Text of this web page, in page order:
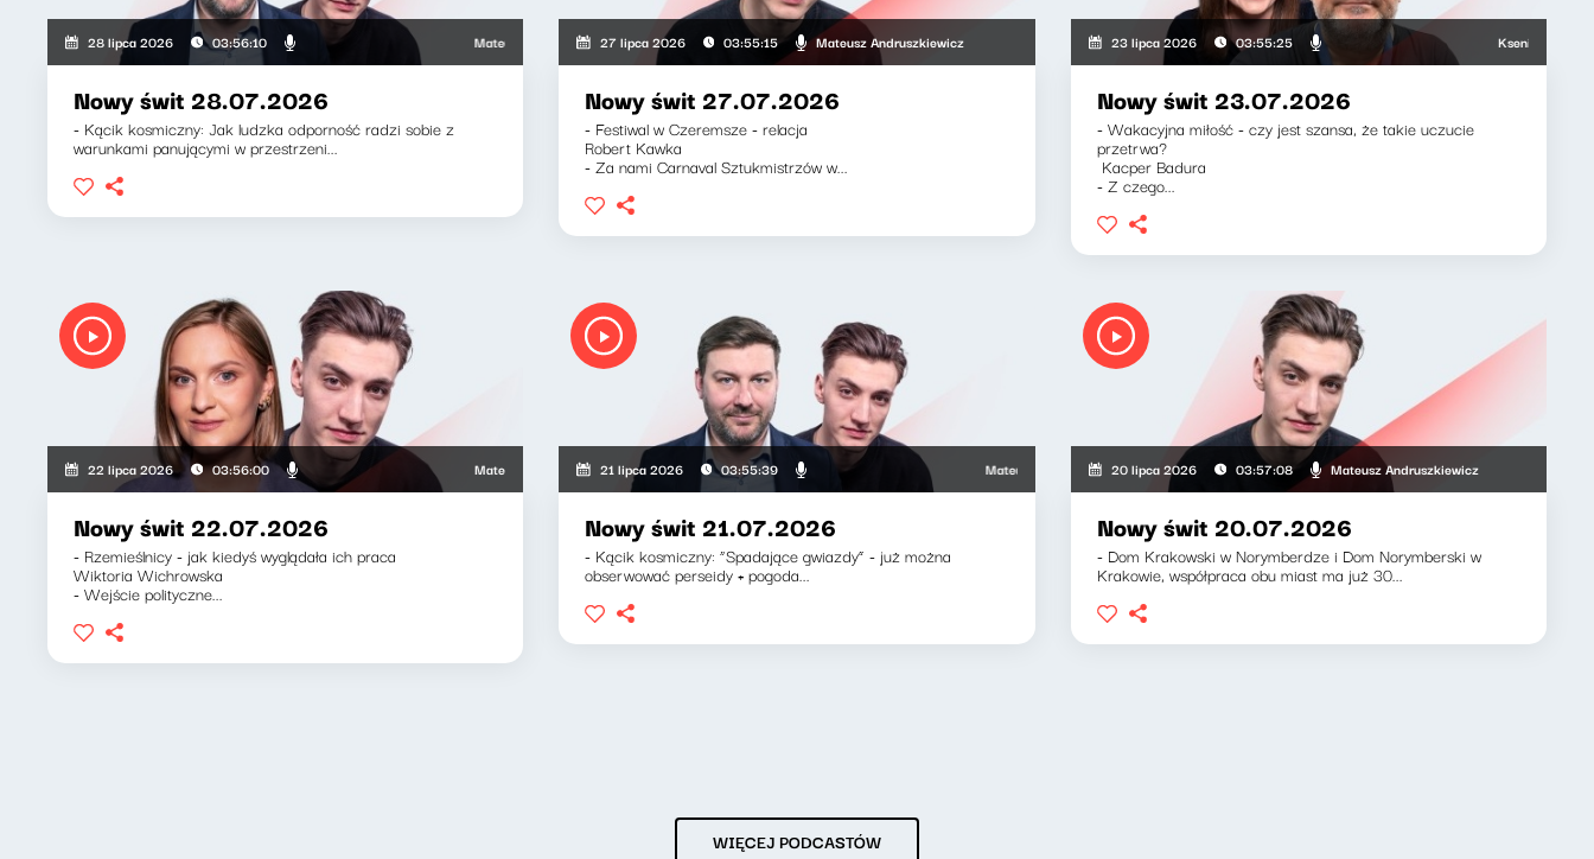
28 lipca 2026 03:56:10 Mateusz Andruszkiewicz, Klaudiusz Slezak
Nowy świt 28.07.2026
- Kącik kosmiczny: Jak ludzka odporność radzi sobie z
warunkami panującymi w przestrzeni...
27 lipca 2026 03:55:15 Mateusz Andruszkiewicz
Nowy świt 27.07.2026
- Festiwal w Czeremsze - relacja
Robert Kawka
- Za nami Carnaval Sztukmistrzów w...
23 lipca 2026 03:55:25 Ksenia Maćczak,
Nowy świt 23.07.2026
- Wakacyjna miłość - czy jest szansa, że takie uczucie
przetrwa?
Kacper Badura
- Z czego...
22 lipca 2026 03:56:00 Mateusz Andruszkiewicz, Zuzanna Iłenda
Nowy świt 22.07.2026
- Rzemieślnicy - jak kiedyś wyglądała ich praca
Wiktoria Wichrowska
- Wejście polityczne...
21 lipca 2026 03:55:39 Mateusz Andruszkiewicz, Klaudiusz Slezak
Nowy świt 21.07.2026
- Kącik kosmiczny: “Spadające gwiazdy” - już można
obserwować perseidy + pogoda...
20 lipca 2026 03:57:08 Mateusz Andruszkiewicz
Nowy świt 20.07.2026
- Dom Krakowski w Norymberdze i Dom Norymberski w
Krakowie, współpraca obu miast ma już 30...
WIĘCEJ PODCASTÓW